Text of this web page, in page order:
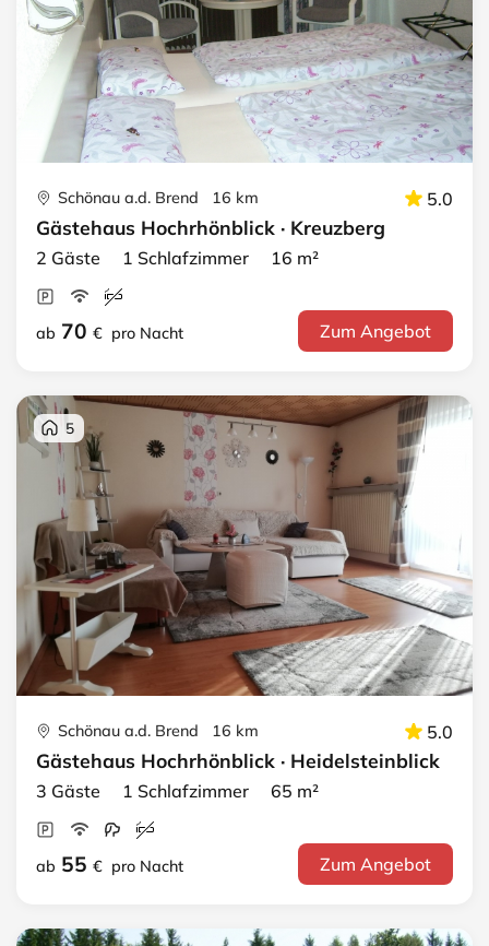
Schönau a.d. Brend 16 km 5.0
Gästehaus Hochrhönblick · Kreuzberg
2 Gäste 1 Schlafzimmer 16 m²
ab 70 € pro Nacht Zum Angebot
5
Schönau a.d. Brend 16 km 5.0
Gästehaus Hochrhönblick · Heidelsteinblick
3 Gäste 1 Schlafzimmer 65 m²
ab 55 € pro Nacht Zum Angebot